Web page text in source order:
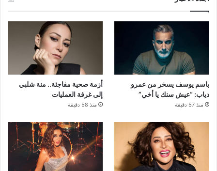
باسم يوسف يسخر من عمرو
دياب: “عيش سنك يا أخي”
منذ 57 دقيقة
أزمة صحية مفاجئة.. منة شلبي
إلى غرفة العمليات
منذ 58 دقيقة